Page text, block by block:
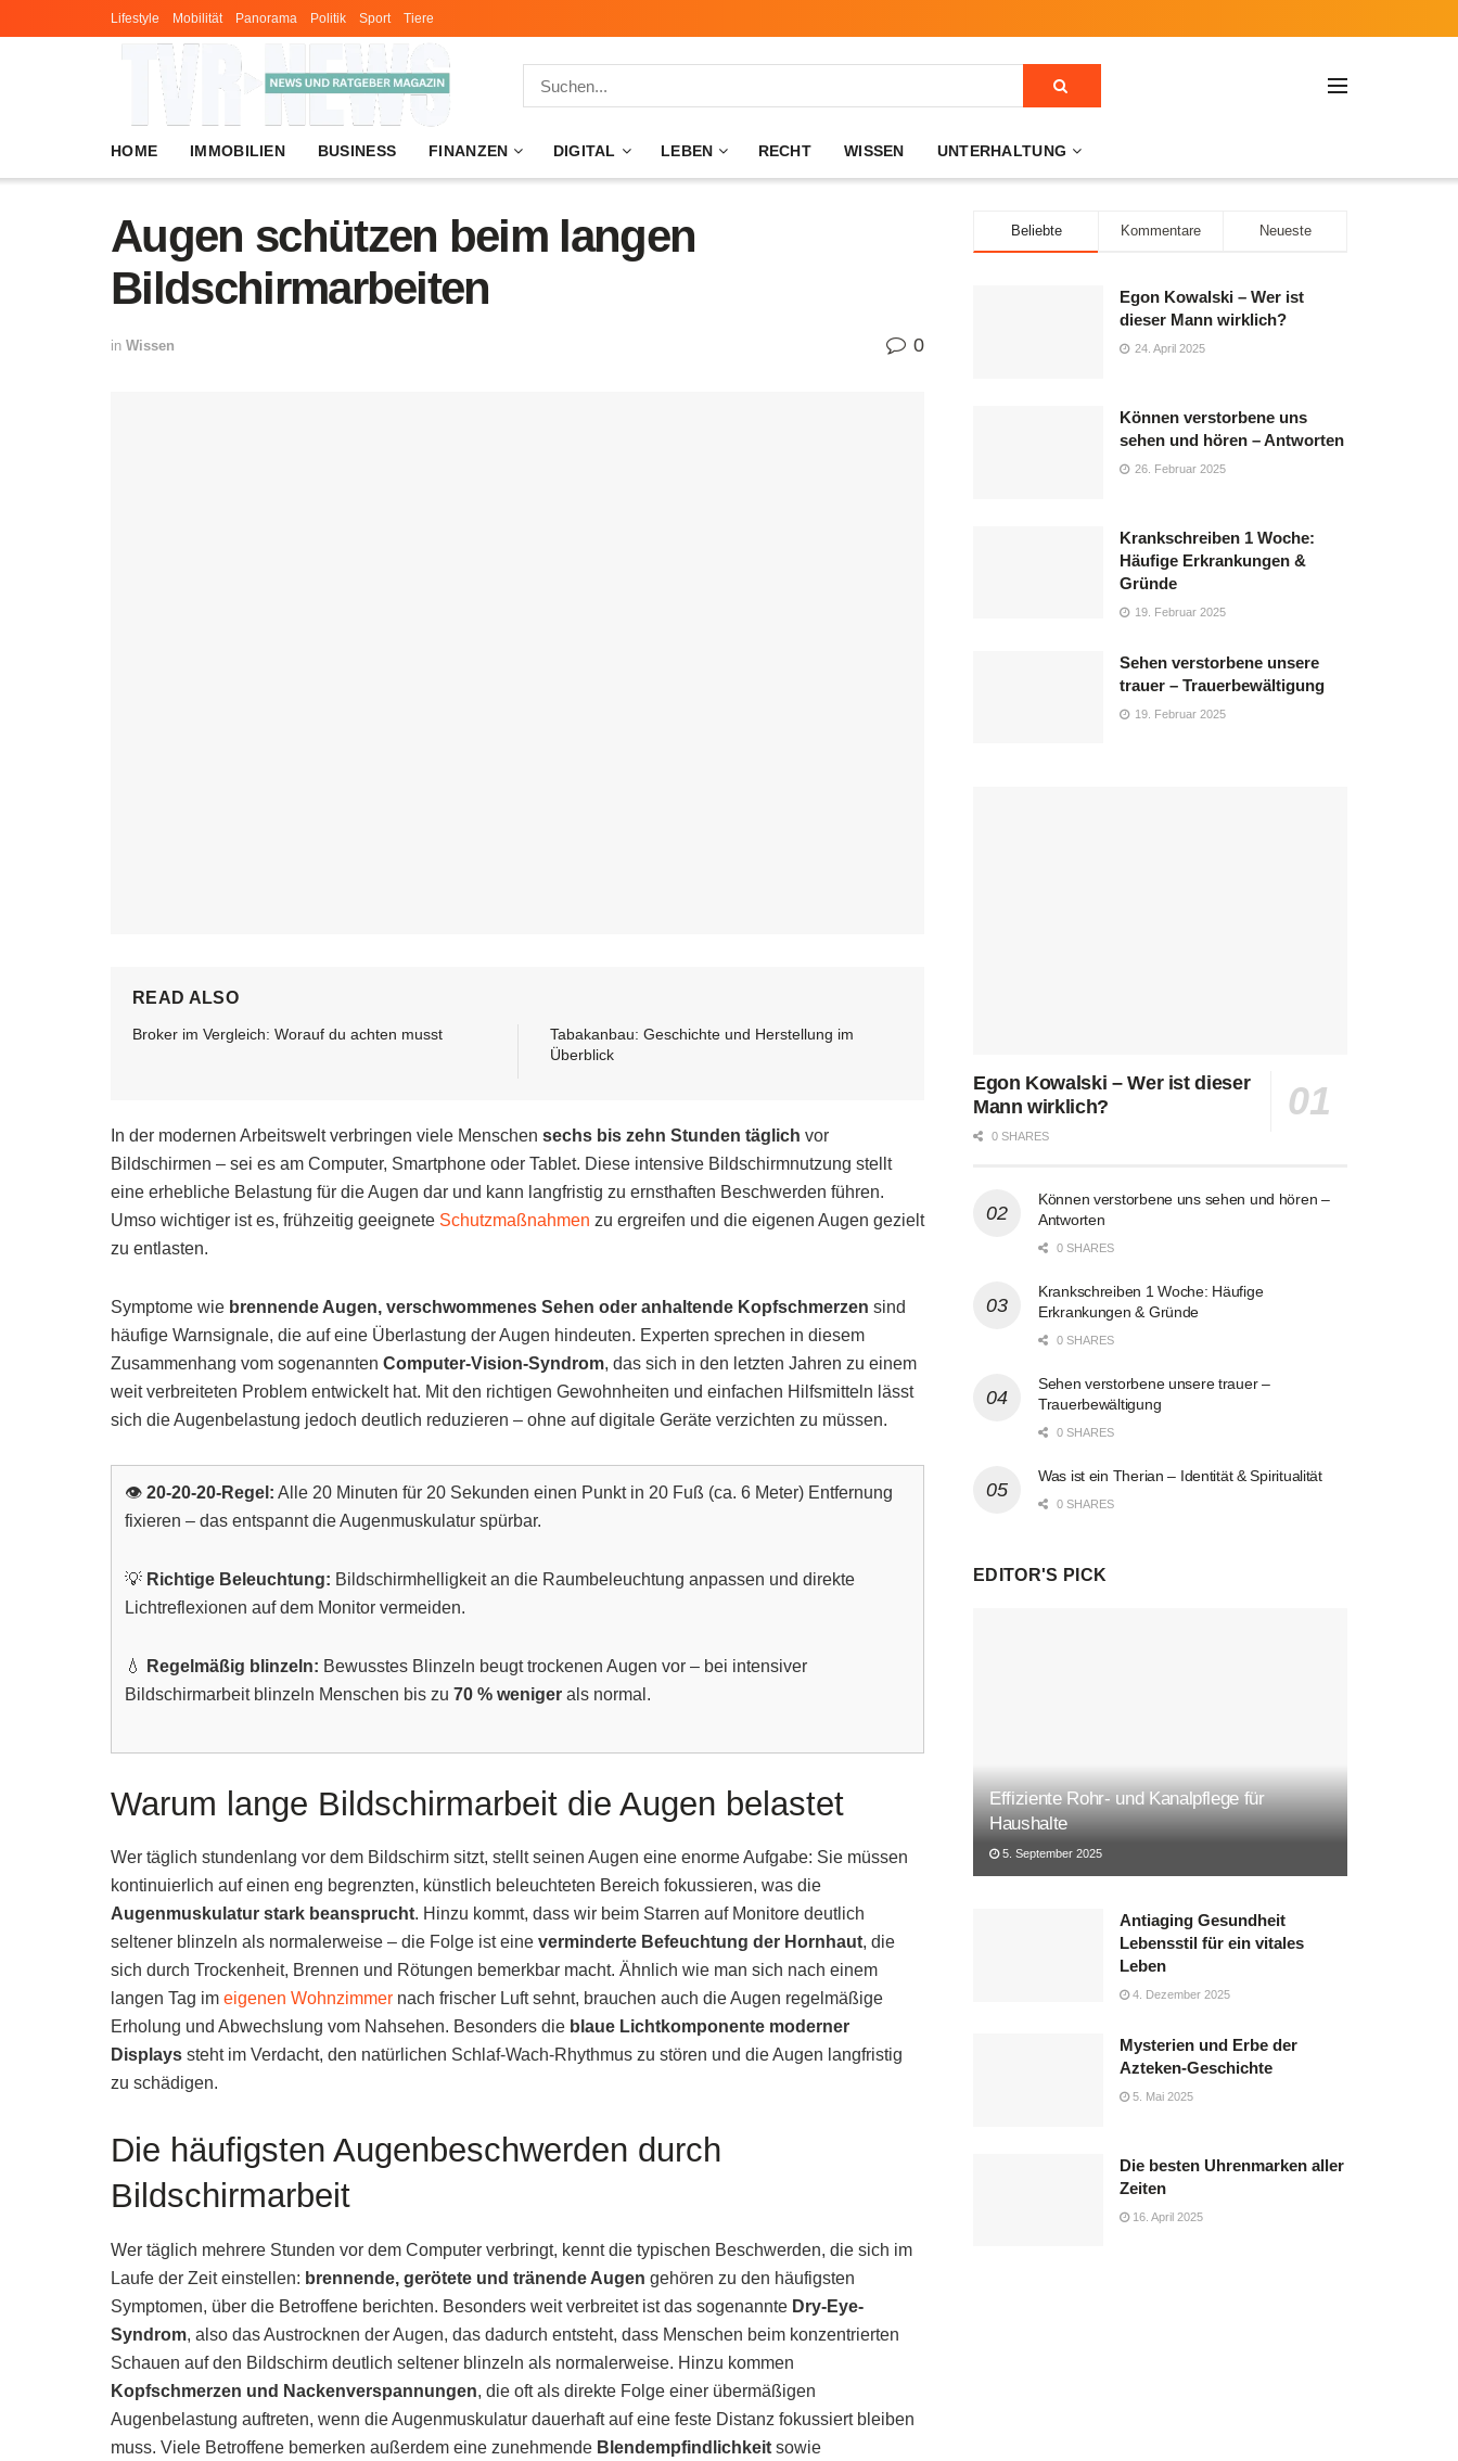
Lifestyle Mobilität Panorama Politik Sport Tiere
HOME IMMOBILIEN BUSINESS FINANZEN DIGITAL LEBEN RECHT WISSEN UNTERHALTUNG
Augen schützen beim langen
Bildschirmarbeiten
in Wissen 0
READ ALSO
Broker im Vergleich: Worauf du achten musst
Tabakanbau: Geschichte und Herstellung im
Überblick
In der modernen Arbeitswelt verbringen viele Menschen sechs bis zehn Stunden täglich vor
Bildschirmen – sei es am Computer, Smartphone oder Tablet. Diese intensive Bildschirmnutzung stellt
eine erhebliche Belastung für die Augen dar und kann langfristig zu ernsthaften Beschwerden führen.
Umso wichtiger ist es, frühzeitig geeignete Schutzmaßnahmen zu ergreifen und die eigenen Augen gezielt
zu entlasten.
Symptome wie brennende Augen, verschwommenes Sehen oder anhaltende Kopfschmerzen sind
häufige Warnsignale, die auf eine Überlastung der Augen hindeuten. Experten sprechen in diesem
Zusammenhang vom sogenannten Computer-Vision-Syndrom, das sich in den letzten Jahren zu einem
weit verbreiteten Problem entwickelt hat. Mit den richtigen Gewohnheiten und einfachen Hilfsmitteln lässt
sich die Augenbelastung jedoch deutlich reduzieren – ohne auf digitale Geräte verzichten zu müssen.
👁️ 20-20-20-Regel: Alle 20 Minuten für 20 Sekunden einen Punkt in 20 Fuß (ca. 6 Meter) Entfernung
fixieren – das entspannt die Augenmuskulatur spürbar.
💡 Richtige Beleuchtung: Bildschirmhelligkeit an die Raumbeleuchtung anpassen und direkte
Lichtreflexionen auf dem Monitor vermeiden.
💧 Regelmäßig blinzeln: Bewusstes Blinzeln beugt trockenen Augen vor – bei intensiver
Bildschirmarbeit blinzeln Menschen bis zu 70 % weniger als normal.
Warum lange Bildschirmarbeit die Augen belastet
Wer täglich stundenlang vor dem Bildschirm sitzt, stellt seinen Augen eine enorme Aufgabe: Sie müssen
kontinuierlich auf einen eng begrenzten, künstlich beleuchteten Bereich fokussieren, was die
Augenmuskulatur stark beansprucht. Hinzu kommt, dass wir beim Starren auf Monitore deutlich
seltener blinzeln als normalerweise – die Folge ist eine verminderte Befeuchtung der Hornhaut, die
sich durch Trockenheit, Brennen und Rötungen bemerkbar macht. Ähnlich wie man sich nach einem
langen Tag im eigenen Wohnzimmer nach frischer Luft sehnt, brauchen auch die Augen regelmäßige
Erholung und Abwechslung vom Nahsehen. Besonders die blaue Lichtkomponente moderner
Displays steht im Verdacht, den natürlichen Schlaf-Wach-Rhythmus zu stören und die Augen langfristig
zu schädigen.
Die häufigsten Augenbeschwerden durch
Bildschirmarbeit
Wer täglich mehrere Stunden vor dem Computer verbringt, kennt die typischen Beschwerden, die sich im
Laufe der Zeit einstellen: brennende, gerötete und tränende Augen gehören zu den häufigsten
Symptomen, über die Betroffene berichten. Besonders weit verbreitet ist das sogenannte Dry-Eye-
Syndrom, also das Austrocknen der Augen, das dadurch entsteht, dass Menschen beim konzentrierten
Schauen auf den Bildschirm deutlich seltener blinzeln als normalerweise. Hinzu kommen
Kopfschmerzen und Nackenverspannungen, die oft als direkte Folge einer übermäßigen
Augenbelastung auftreten, wenn die Augenmuskulatur dauerhaft auf eine feste Distanz fokussiert bleiben
muss. Viele Betroffene bemerken außerdem eine zunehmende Blendempfindlichkeit sowie
Beliebte Kommentare Neueste
Egon Kowalski – Wer ist
dieser Mann wirklich?
24. April 2025
Können verstorbene uns
sehen und hören – Antworten
26. Februar 2025
Krankschreiben 1 Woche:
Häufige Erkrankungen &
Gründe
19. Februar 2025
Sehen verstorbene unsere
trauer – Trauerbewältigung
19. Februar 2025
Egon Kowalski – Wer ist dieser
Mann wirklich?
0 SHARES
Können verstorbene uns sehen und hören –
Antworten
0 SHARES
Krankschreiben 1 Woche: Häufige
Erkrankungen & Gründe
0 SHARES
Sehen verstorbene unsere trauer –
Trauerbewältigung
0 SHARES
Was ist ein Therian – Identität & Spiritualität
0 SHARES
EDITOR'S PICK
Effiziente Rohr- und Kanalpflege für
Haushalte
5. September 2025
Antiaging Gesundheit
Lebensstil für ein vitales
Leben
4. Dezember 2025
Mysterien und Erbe der
Azteken-Geschichte
5. Mai 2025
Die besten Uhrenmarken aller
Zeiten
16. April 2025